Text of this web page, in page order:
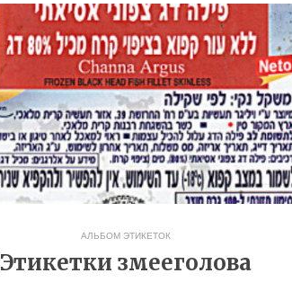
АЛЬБОМ ЭТИКЕТОК
Этикетки змееголова